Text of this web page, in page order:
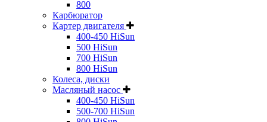
800
Карбюратор
Картер двигателя
400-450 HiSun
500 HiSun
700 HiSun
800 HiSun
Колeса, диски
Масляный насос
400-450 HiSun
500-700 HiSun